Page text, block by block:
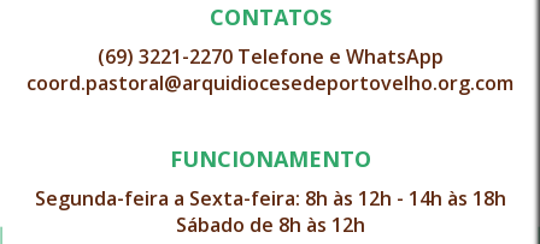
CONTATOS
(69) 3221-2270 Telefone e WhatsApp
coord.pastoral@arquidiocesedeportovelho.org.com
FUNCIONAMENTO
Segunda-feira a Sexta-feira: 8h às 12h - 14h às 18h
Sábado de 8h às 12h